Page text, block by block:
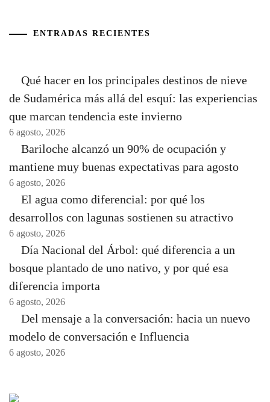
ENTRADAS RECIENTES
Qué hacer en los principales destinos de nieve
de Sudamérica más allá del esquí: las experiencias
que marcan tendencia este invierno
6 agosto, 2026
Bariloche alcanzó un 90% de ocupación y
mantiene muy buenas expectativas para agosto
6 agosto, 2026
El agua como diferencial: por qué los
desarrollos con lagunas sostienen su atractivo
6 agosto, 2026
Día Nacional del Árbol: qué diferencia a un
bosque plantado de uno nativo, y por qué esa
diferencia importa
6 agosto, 2026
Del mensaje a la conversación: hacia un nuevo
modelo de conversación e Influencia
6 agosto, 2026